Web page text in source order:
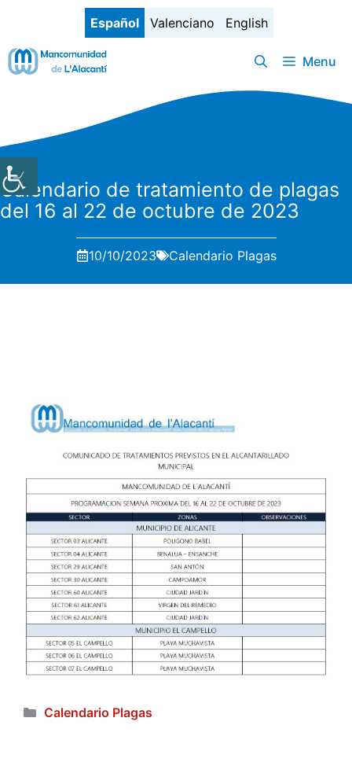
contenido
Español Valenciano English
Menu
Calendario de tratamiento de plagas
del 16 al 22 de octubre de 2023
10/10/2023 Calendario Plagas
Categorías
Calendario Plagas